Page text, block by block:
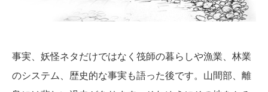
事実、妖怪ネタだけではなく筏師の暮らしや漁業、林業
のシステム、歴史的な事実も語った後です。山間部、離